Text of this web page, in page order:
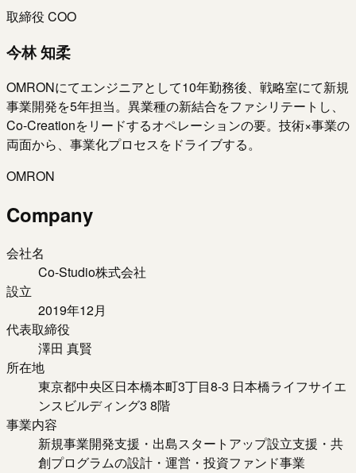
取締役 COO
今林 知柔
OMRONにてエンジニアとして10年勤務後、戦略室にて新規
事業開発を5年担当。異業種の新結合をファシリテートし、
Co-Creationをリードするオペレーションの要。技術×事業の
両面から、事業化プロセスをドライブする。
OMRON
Company
会社名
Co-Studio株式会社
設立
2019年12月
代表取締役
澤田 真賢
所在地
東京都中央区日本橋本町3丁目8-3 日本橋ライフサイエ
ンスビルディング3 8階
事業内容
新規事業開発支援・出島スタートアップ設立支援・共
創プログラムの設計・運営・投資ファンド事業